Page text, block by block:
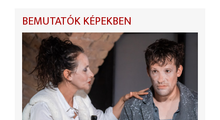
BEMUTATÓK KÉPEKBEN